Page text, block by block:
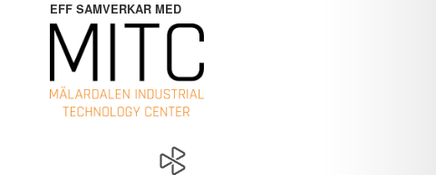
EFF SAMVERKAR MED